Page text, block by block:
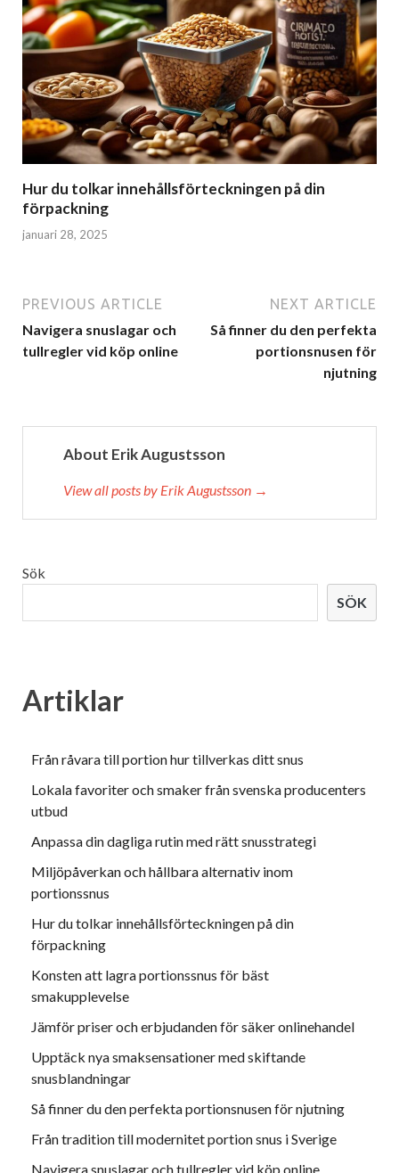
Hur du tolkar innehållsförteckningen på din
förpackning
januari 28, 2025
PREVIOUS ARTICLE
Navigera snuslagar och
tullregler vid köp online
NEXT ARTICLE
Så finner du den perfekta
portionsnusen för
njutning
About Erik Augustsson
View all posts by Erik Augustsson →
Sök
SÖK
Artiklar
Från råvara till portion hur tillverkas ditt snus
Lokala favoriter och smaker från svenska producenters
utbud
Anpassa din dagliga rutin med rätt snusstrategi
Miljöpåverkan och hållbara alternativ inom
portionssnus
Hur du tolkar innehållsförteckningen på din
förpackning
Konsten att lagra portionssnus för bäst
smakupplevelse
Jämför priser och erbjudanden för säker onlinehandel
Upptäck nya smaksensationer med skiftande
snusblandningar
Så finner du den perfekta portionsnusen för njutning
Från tradition till modernitet portion snus i Sverige
Navigera snuslagar och tullregler vid köp online